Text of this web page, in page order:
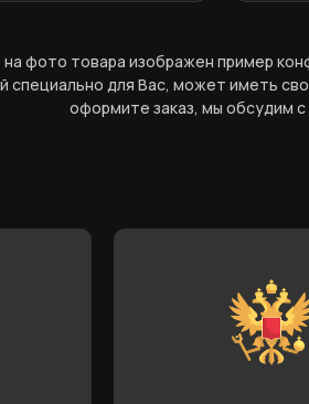
фото товара изображен пример
специально для Вас, может иметь
оформите заказ, мы обсудим